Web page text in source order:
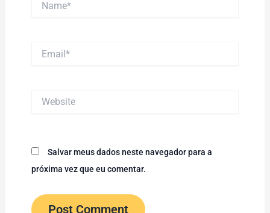
Salvar meus dados neste navegador para a
próxima vez que eu comentar.